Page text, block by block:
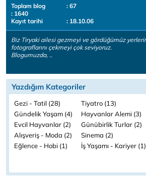
Toplam blog
: 67
: 1640
Kayıt tarihi
: 18.10.06
Biz Tiryaki ailesi gezmeyi ve gördüğümüz
fotograflarını çekmeyi çok seviyoruz.
Blogumuzda, ..
Yazdığım Kategoriler
Gezi - Tatil (28)
Tiyatro (13)
Gündelik Yaşam (4)
Hayvanlar Alemi (3)
Evcil Hayvanlar (2)
Günübirlik Turlar (2)
Alışveriş - Moda (2)
Sinema (2)
Eğlence - Hobi (1)
İş Yaşamı - Kariyer (1)